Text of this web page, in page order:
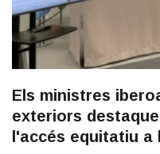
Els ministres
exteriors
l'accés equitatiu a